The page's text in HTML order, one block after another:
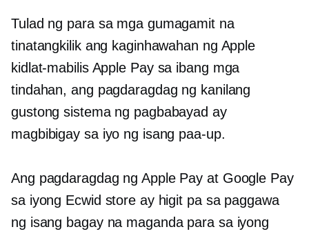
Tulad ng para sa mga gumagamit na
tinatangkilik ang kaginhawahan ng Apple
kidlat-mabilisApple Pay sa ibang mga
tindahan, ang pagdaragdag ng kanilang
gustong sistema ng pagbabayad ay
magbibigay sa iyo ng isang paa-up.
Ang pagdaragdag ng Apple Pay at Google Pay
sa iyong Ecwid store ay higit pa sa paggawa
ng isang bagay na maganda para sa iyong